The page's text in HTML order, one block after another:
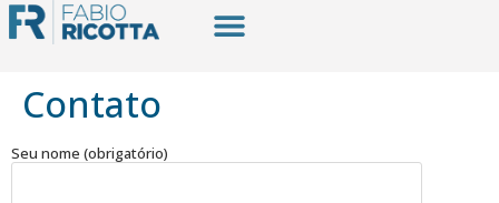
Contato
Seu nome (obrigatório)